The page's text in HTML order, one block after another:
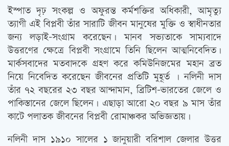
ইস্পাত দৃঢ় সংকল্প ও অফুরন্ত কর্মশক্তির অধিকারী, আমৃত্যু
ত্যাগী এই বিপ্লবী তাঁর সারাটি জীবন মানুষের মুক্তি ও স্বাধীনতার
জন্য লড়াই-সংগ্রাম করেছেন। মানব সভ্যতাকে সাম্যবাদে
উত্তরণের ক্ষেত্রে বিপ্লবী সংগ্রামে তিনি ছিলেন আত্মনিবেদিত।
মার্কসবাদের মতবাদকে গ্রহণ করে কমিউনিজমের মহান ব্রত
নিয়ে নিবেদিত করেছেন জীবনের প্রতিটি মুহূর্ত । নলিনী দাস
তাঁর ৭২ বছরের ২৩ বছর আন্দামান, ব্রিটিশ-ভারতের জেলে ও
পাকিস্তানের জেলে ছিলেন। এছাড়া আরো ২০ বছর ৯ মাস তাঁর
কাটে পলাতক জীবনের বিপ্লবী রোমাঞ্চকর অভিজ্ঞতায়।
নলিনী দাস ১৯১০ সালের ১ জানুয়ারী বরিশাল জেলার উত্তর